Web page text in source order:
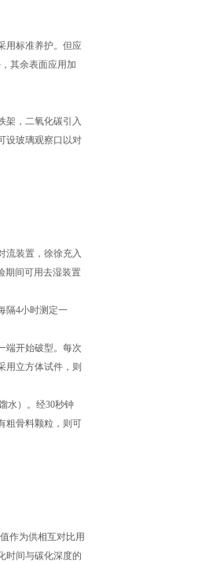
用标准养护。但应
其余表面应用加
，二氧化碳引入
设玻璃观察口以对
装置，徐徐充入
期间可用去湿装置
隔4小时测定一
端开始破型。每次
用立方体试件，则
水）。经30秒钟
粗骨料颗粒，则可
作为供相互对比用
时间与碳化深度的